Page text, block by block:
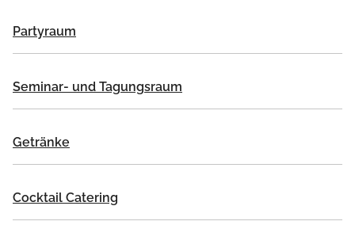
Partyraum
Seminar- und Tagungsraum
Getränke
Cocktail Catering